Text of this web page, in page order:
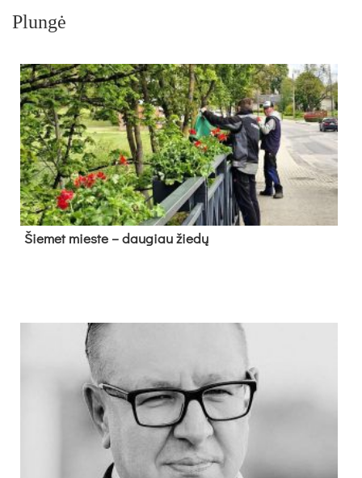
Plungė
Šie­met mies­te – dau­giau žie­dų